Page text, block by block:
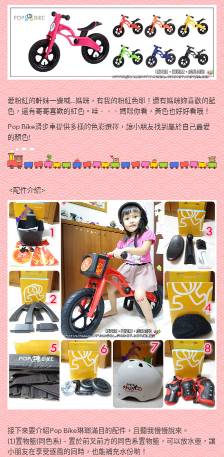
愛粉紅的軒妹一邊喊…媽咪，有我的粉紅色耶！還有媽咪妳喜歡的藍
色，還有哥哥喜歡的紅色。哇．．．媽咪你看，黃色也好好看哦！
Pop Bike滑步車提供多樣的色彩選擇，讓小朋友找到屬於自己最愛
的顏色!
<配件介紹>
接下來要介紹Pop Bike琳瑯滿目的配件，且聽我慢慢說來。
(1)置物籃(同色系) – 置於前叉前方的同色系置物籃，可以放水壺，讓
小朋友在享受逐風的同時，也能補充水份喲！